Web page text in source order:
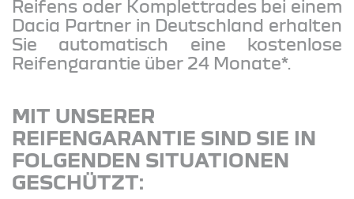
Reifens oder Komplettrades bei einem
Dacia Partner in Deutschland erhalten
Sie automatisch eine kostenlose
Reifengarantie über 24 Monate*.
MIT UNSERER
REIFENGARANTIE SIND SIE IN
FOLGENDEN SITUATIONEN
GESCHÜTZT: